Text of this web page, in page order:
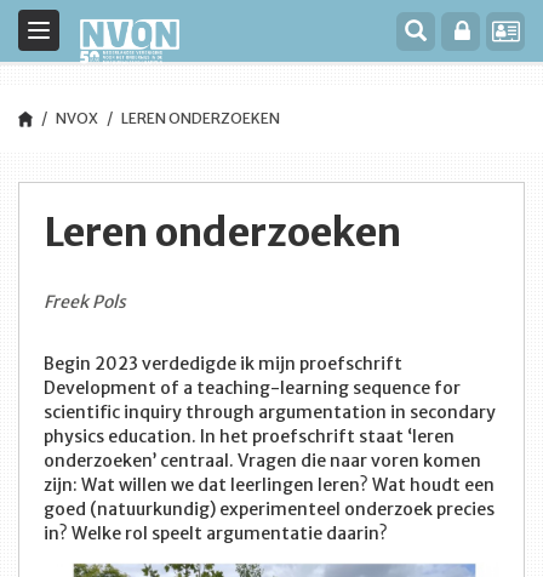
Toggle
navigation
NVOX LEREN ONDERZOEKEN
Leren onderzoeken
Freek Pols
Begin 2023 verdedigde ik mijn proefschrift
Development of a teaching-learning sequence for
scientific inquiry through argumentation in secondary
physics education. In het proefschrift staat ‘leren
onderzoeken’ centraal. Vragen die naar voren komen
zijn: Wat willen we dat leerlingen leren? Wat houdt een
goed (natuurkundig) experimenteel onderzoek precies
in? Welke rol speelt argumentatie daarin?